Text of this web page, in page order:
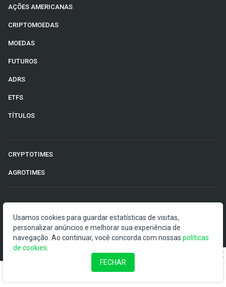
AÇÕES AMERICANAS
CRIPTOMOEDAS
MOEDAS
FUTUROS
ADRS
ETFS
TÍTULOS
CRYPTOTIMES
AGROTIMES
O Money Times publica matérias de cunho jornalístico, que
visam a democratização da informação. Nossas
publicações devem ser compreendidas como boletins
anunciadores e divulgadores, e não como uma
Usamos cookies para guardar estatísticas de visitas,
personalizar anúncios e melhorar sua experiência de
navegação. Ao continuar, você concorda com nossas políticas
de cookies
FECHAR